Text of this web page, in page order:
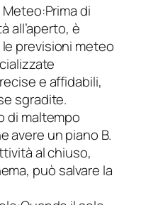
di
all’aperto, è
previsioni meteo
e affidabili,
sgradite.
di maltempo
avere un piano B.
al chiuso,
può salvare la